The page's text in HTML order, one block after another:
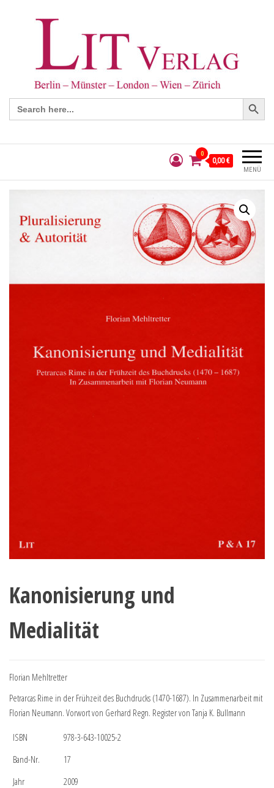
Search
for:
Search Button
MENÜ
0
0,00 €
Kanonisierung und
Medialität
Florian Mehltretter
Petrarcas Rime in der Frühzeit des Buchdrucks (1470-1687). In Zusammenarbeit mit
Florian Neumann. Vorwort von Gerhard Regn. Register von Tanja K. Bullmann
ISBN
978-3-643-10025-2
Band-Nr.
17
Jahr
2009